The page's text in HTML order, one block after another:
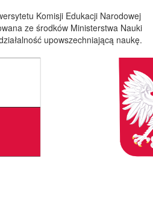
Komisji Edukacji Narodowej
ze środków Ministerstwa Nauki
upowszechniającą naukę.